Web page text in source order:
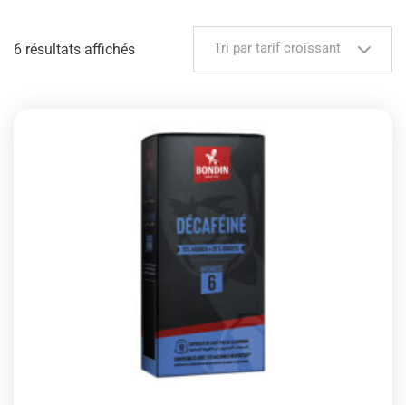
6 résultats affichés Tri par tarif croissant